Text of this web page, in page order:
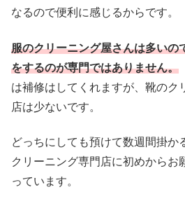
なるので便利に感じるからです。
服のクリーニング屋さんは多いの
をするのが専門ではありません。
は補修はしてくれますが、靴のク
店は少ないです。
どっちにしても預けて数週間掛か
クリーニング専門店に初めからお
っています。